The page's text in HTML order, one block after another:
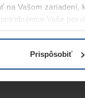
Vašom zariadení,
Vaše
Vyhlásenie o
Prispôsobiť